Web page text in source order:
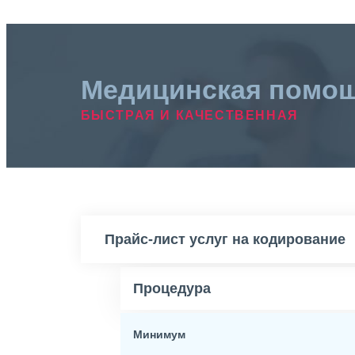
Медицинская
БЫСТРАЯ И КАЧЕСТВЕННАЯ
Прайс-лист услуг на кодирование
Процедура
Минимум